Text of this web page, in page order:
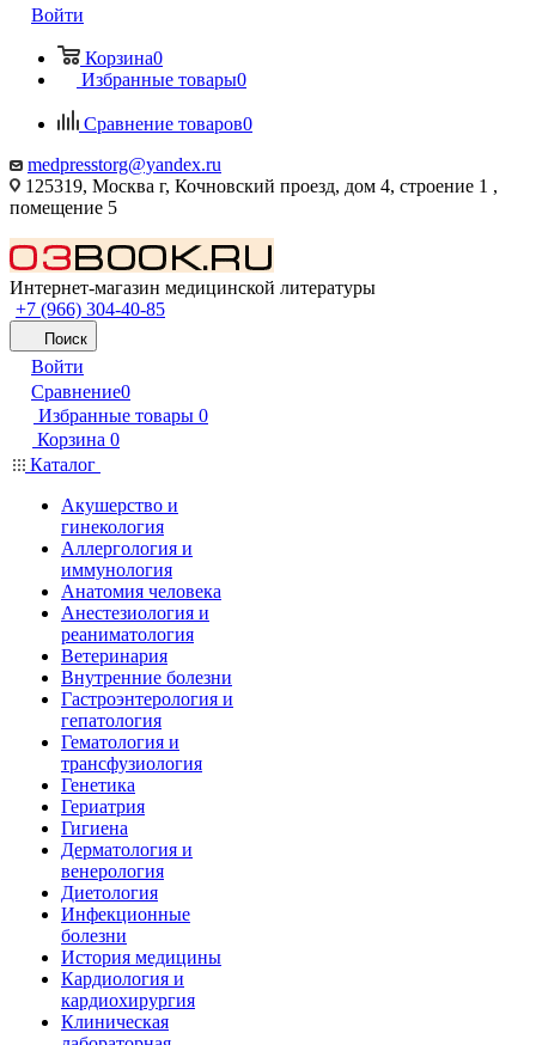
Войти
Корзина0
Избранные товары0
Сравнение товаров0
medpresstorg@yandex.ru
125319, Москва г, Кочновский проезд, дом 4, строение 1 ,
помещение 5
Интернет-магазин медицинской литературы
+7 (966) 304-40-85
Поиск
Войти
Сравнение0
Избранные товары 0
Корзина 0
Каталог
Акушерство и
гинекология
Аллергология и
иммунология
Анатомия человека
Анестезиология и
реаниматология
Ветеринария
Внутренние болезни
Гастроэнтерология и
гепатология
Гематология и
трансфузиология
Генетика
Гериатрия
Гигиена
Дерматология и
венерология
Диетология
Инфекционные
болезни
История медицины
Кардиология и
кардиохирургия
Клиническая